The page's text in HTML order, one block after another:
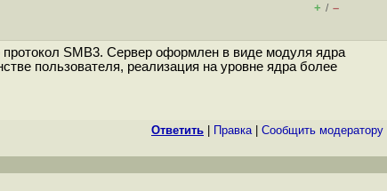
+ / –
SMB3. Сервер оформлен в виде модуля ядра
пользователя, реализация на уровне ядра более
Ответить Правка| Cообщить модератору